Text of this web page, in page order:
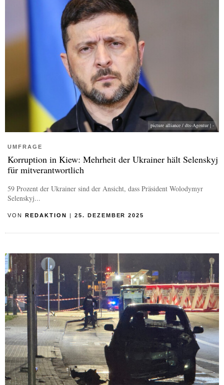
picture alliance / dts-Agentur | -
UMFRAGE
Korruption in Kiew: Mehrheit der Ukrainer hält Selenskyj
für mitverantwortlich
59 Prozent der Ukrainer sind der Ansicht, dass Präsident Wolodymyr
Selenskyj...
VON REDAKTION | 25. DEZEMBER 2025